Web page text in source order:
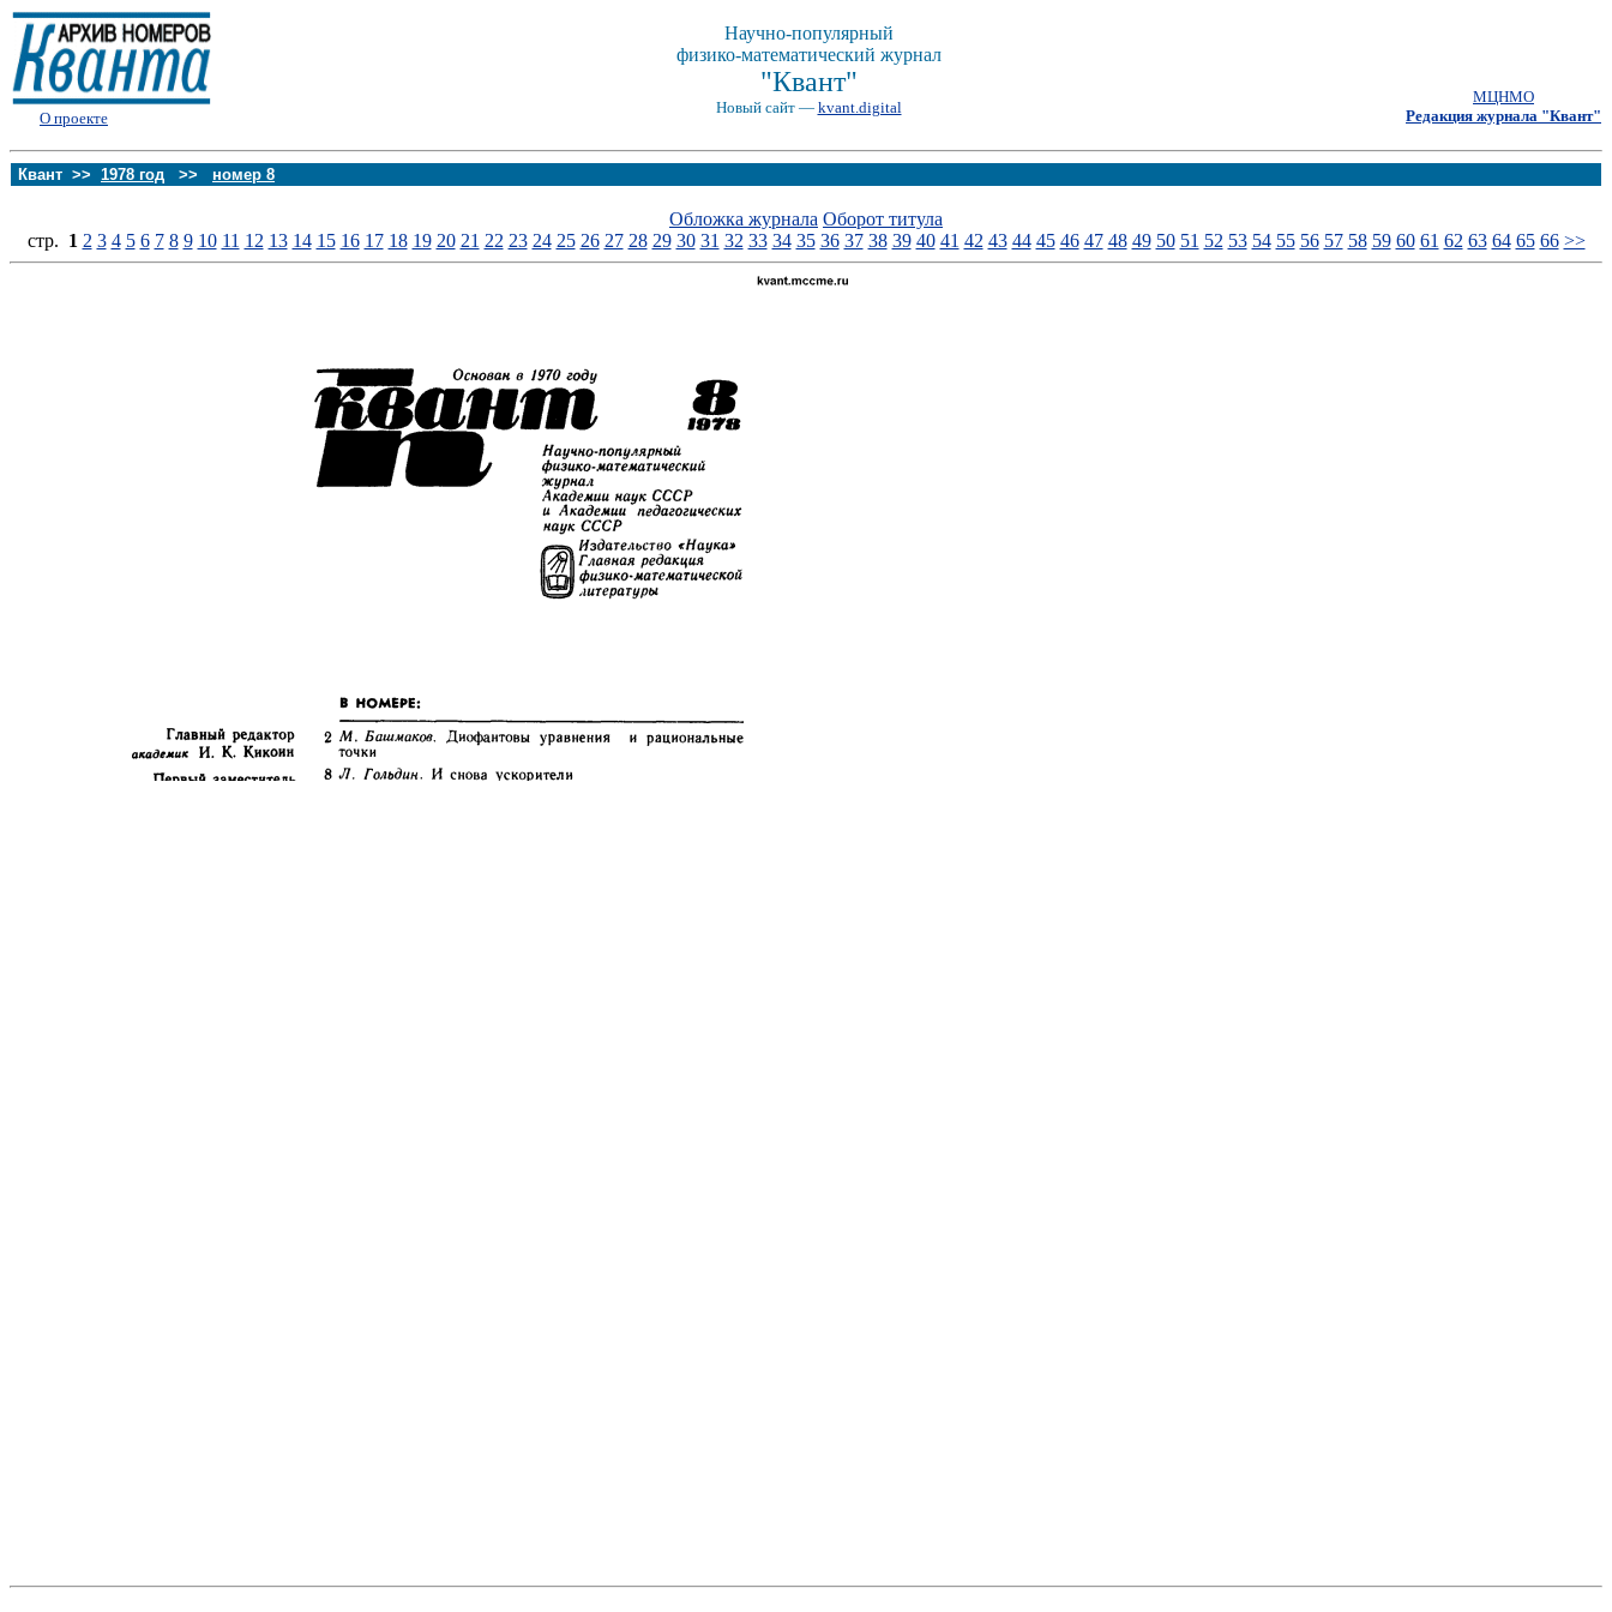
О проекте
Научно-популярный
физико-математический журнал
"Квант"
Новый сайт — kvant.digital
МЦНМО
Редакция журнала "Квант"
Квант >> 1978 год >> номер 8
Обложка журнала Оборот титула
стp. 1 2 3 4 5 6 7 8 9 10 11 12 13 14 15 16 17 18 19 20 21 22 23 24 25 26 27 28 29 30 31 32 33 34 35 36 37 38 39 40 41 42 43 44 45 46 47 48 49 50 51 52 53 54 55 56 57 58 59 60 61 62 63 64 65 66 >>